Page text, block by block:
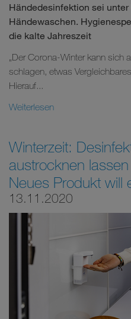
Händedesinfektion sei
Händewaschen.
die kalte Jahreszeit
„Der Corona-Winter kann sich
schlagen, etwas
Hierauf...
Weiterlesen
Winterzeit:
austrocknen
Neues Produkt will
13.11.2020